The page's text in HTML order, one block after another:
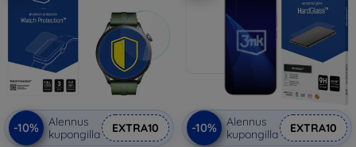
-10%
Alennus
kupongilla
EXTRA10 -10%
Alennus
kupongilla
EXTRA10